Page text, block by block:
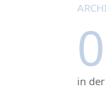
in